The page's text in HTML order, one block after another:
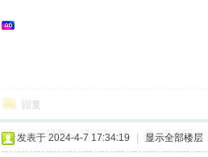
回复
发表于 2024-4-7 17:34:19 显示全部楼层